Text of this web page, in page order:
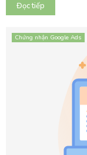
UĐọc tiếp
Chứng nhận Google Ads